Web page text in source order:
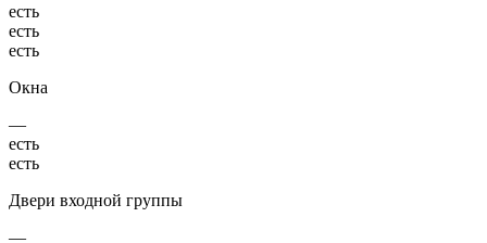
есть
есть
есть
Окна
—
есть
есть
Двери входной группы
—